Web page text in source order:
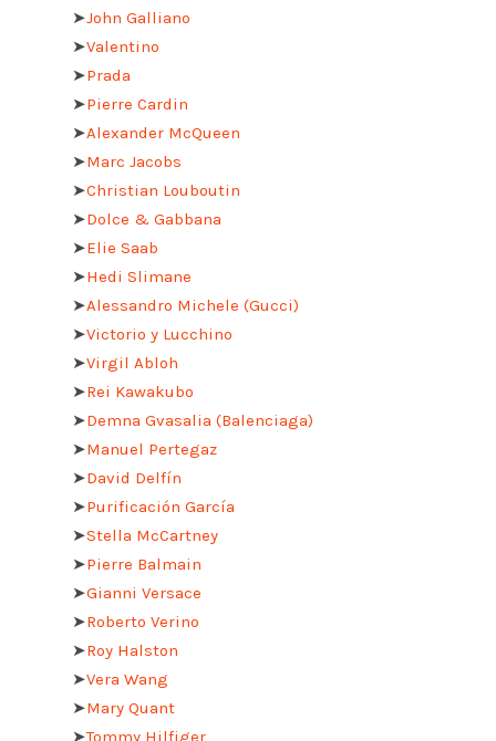
➤John Galliano
➤Valentino
➤Prada
➤Pierre Cardin
➤Alexander McQueen
➤Marc Jacobs
➤Christian Louboutin
➤Dolce & Gabbana
➤Elie Saab
➤Hedi Slimane
➤Alessandro Michele (Gucci)
➤Victorio y Lucchino
➤Virgil Abloh
➤Rei Kawakubo
➤Demna Gvasalia (Balenciaga)
➤Manuel Pertegaz
➤David Delfín
➤Purificación García
➤Stella McCartney
➤Pierre Balmain
➤Gianni Versace
➤Roberto Verino
➤Roy Halston
➤Vera Wang
➤Mary Quant
➤Tommy Hilfiger